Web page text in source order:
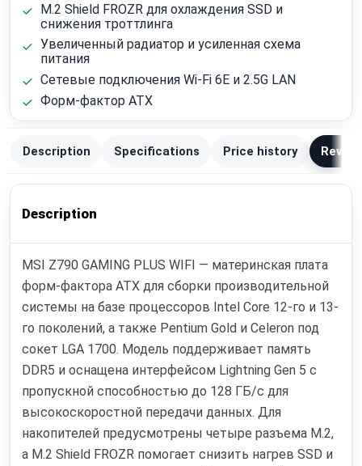
M.2 Shield FROZR для охлаждения SSD и
снижения троттлинга
Увеличенный радиатор и усиленная схема
питания
Сетевые подключения Wi‑Fi 6E и 2.5G LAN
Форм-фактор ATX
Description Specifications Price history
Description
MSI Z790 GAMING PLUS WIFI — материнская плата
форм-фактора ATX для сборки производительной
системы на базе процессоров Intel Core 12-го и 13-
го поколений, а также Pentium Gold и Celeron под
сокет LGA 1700. Модель поддерживает память
DDR5 и оснащена интерфейсом Lightning Gen 5 с
пропускной способностью до 128 ГБ/с для
высокоскоростной передачи данных. Для
накопителей предусмотрены четыре разъема M.2,
а M.2 Shield FROZR помогает снизить нагрев SSD и